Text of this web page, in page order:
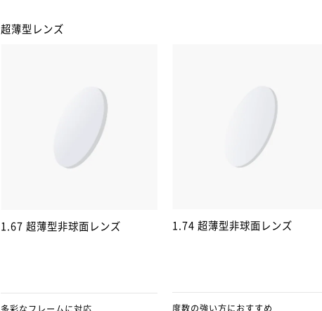
超薄型レンズ
1.67 超薄型非球面レンズ 1.74 超薄型非球面レンズ
度数の強い方におすすめ